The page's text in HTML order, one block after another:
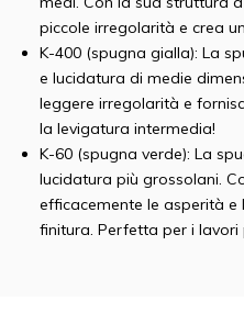
piccole irregolarità e crea
K-400 (spugna gialla): La
e lucidatura di medie
leggere irregolarità e
la levigatura intermedia!
K-60 (spugna verde): La
lucidatura più grossolani.
efficacemente le asperità e
finitura. Perfetta per i lavori